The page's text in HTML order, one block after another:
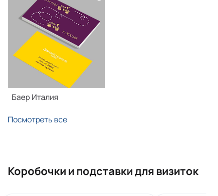
Баер Италия
Посмотреть все
Коробочки и подставки для визиток